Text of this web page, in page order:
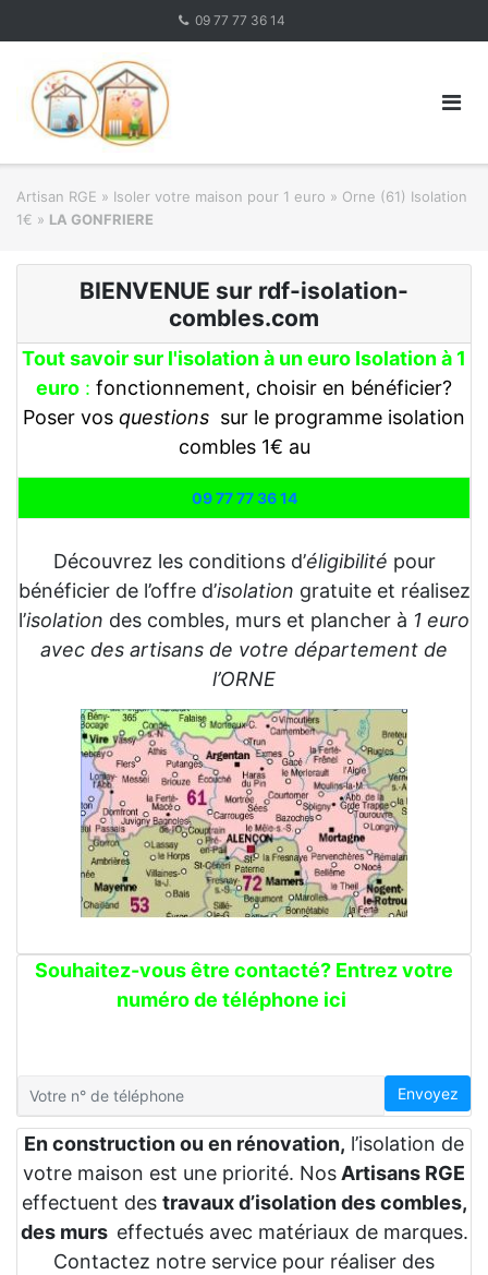
09 77 77 36 14
Artisan RGE » Isoler votre maison pour 1 euro » Orne (61) Isolation
1€ » LA GONFRIERE
BIENVENUE sur rdf-isolation-
combles.com
Tout savoir sur l'isolation à un euro Isolation à 1
euro : fonctionnement, choisir en bénéficier?
Poser vos questions sur le programme isolation
combles 1€ au
09 77 77 36 14
Découvrez les conditions d’éligibilité pour
bénéficier de l’offre d’isolation gratuite et réalisez
l’isolation des combles, murs et plancher à 1 euro
avec des artisans de votre département de
l’ORNE
Souhaitez-vous être contacté? Entrez votre
numéro de téléphone ici
Envoyez
En construction ou en rénovation, l’isolation de
votre maison est une priorité. Nos Artisans RGE
effectuent des travaux d’isolation des combles,
des murs effectués avec matériaux de marques.
Contactez notre service pour réaliser des